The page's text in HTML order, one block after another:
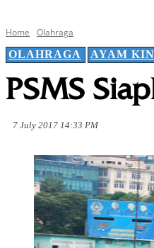
Home
Olahraga
OLAHRAGA
AYAM
PSMS
7 July 2017 14:33 PM